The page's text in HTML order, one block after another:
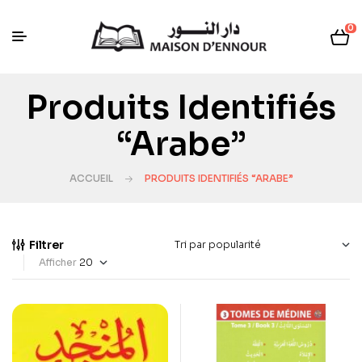
0
Produits Identifiés
“arabe”
ACCUEIL PRODUITS IDENTIFIÉS “ARABE”
Filtrer
Afficher